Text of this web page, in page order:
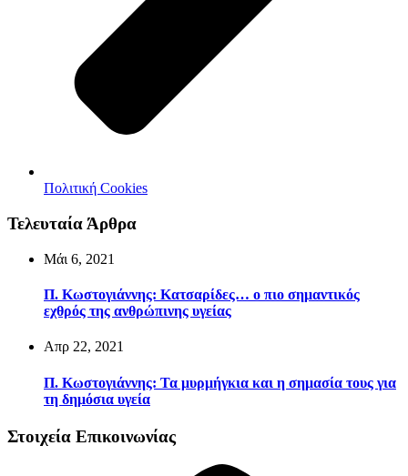
Πολιτική Cookies
Τελευταία Άρθρα
Μάι 6, 2021
Π. Κωστογιάννης: Κατσαρίδες… ο πιο σημαντικός
εχθρός της ανθρώπινης υγείας
Απρ 22, 2021
Π. Κωστογιάννης: Τα μυρμήγκια και η σημασία τους για
τη δημόσια υγεία
Στοιχεία Επικοινωνίας